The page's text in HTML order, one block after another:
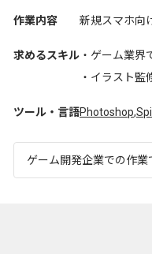
作業内容 新規スマホ向
求めるスキル ・ゲーム業界
・イラスト監
ツール・言語Photoshop,
ゲーム開発企業での作